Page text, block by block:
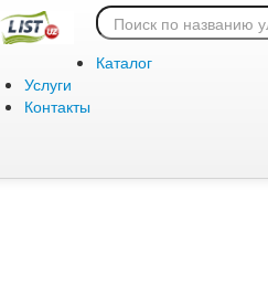
Каталог
Услуги
Контакты
Ошибка